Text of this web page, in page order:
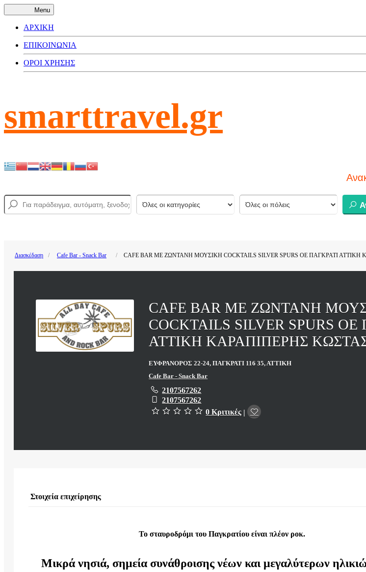
Menu
ΑΡΧΙΚΗ
ΕΠΙΚΟΙΝΩΝΙΑ
ΟΡΟΙ ΧΡΗΣΗΣ
smarttravel.gr
Ανακαλύψτε τον
Διασκέδαση Cafe Bar - Snack Bar CAFE BAR ΜΕ ΖΩΝΤΑΝΗ ΜΟΥΣΙΚΗ COCKTAILS SILVER SPURS ΟΕ ΠΑΓΚΡΑΤΙ
CAFE BAR ΜΕ ΖΩΝΤΑΝΗ
COCKTAILS SILVER SPURS
ΑΤΤΙΚΗ ΚΑΡΑΠΙΠΕΡΗΣ
ΕΥΦΡΑΝΟΡΟΣ 22-24, ΠΑΓΚΡΑΤΙ 116 35, ΑΤΤΙΚΗ
Cafe Bar - Snack Bar
2107567262
2107567262
0 Κριτικές |
Στοιχεία επιχείρησης
Το σταυροδρόμι του Παγκρατίου είναι πλέον ροκ.
Μικρά νησιά, σημεία συνάθροισης νέων και μεγαλύτερων